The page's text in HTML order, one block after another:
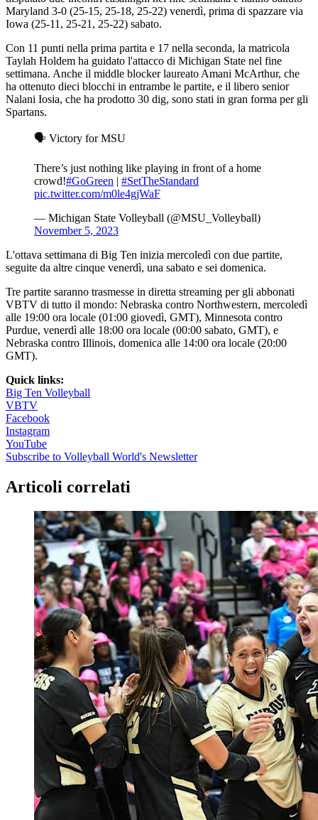
Maryland 3-0 (25-15, 25-18, 25-22) venerdì, prima di spazzare via
Iowa (25-11, 25-21, 25-22) sabato.
Con 11 punti nella prima partita e 17 nella seconda, la matricola
Taylah Holdem ha guidato l'attacco di Michigan State nel fine
settimana. Anche il middle blocker laureato Amani McArthur, che
ha ottenuto dieci blocchi in entrambe le partite, e il libero senior
Nalani Iosia, che ha prodotto 30 dig, sono stati in gran forma per gli
Spartans.
🗣️ Victory for MSU
There’s just nothing like playing in front of a home
crowd!#GoGreen | #SetTheStandard
pic.twitter.com/m0le4gjWaF
— Michigan State Volleyball (@MSU_Volleyball)
November 5, 2023
L'ottava settimana di Big Ten inizia mercoledì con due partite,
seguite da altre cinque venerdì, una sabato e sei domenica.
Tre partite saranno trasmesse in diretta streaming per gli abbonati
VBTV di tutto il mondo: Nebraska contro Northwestern, mercoledì
alle 19:00 ora locale (01:00 giovedì, GMT), Minnesota contro
Purdue, venerdì alle 18:00 ora locale (00:00 sabato, GMT), e
Nebraska contro Illinois, domenica alle 14:00 ora locale (20:00
GMT).
Quick links:
Big Ten Volleyball
VBTV
Facebook
Instagram
YouTube
Subscribe to Volleyball World's Newsletter
Articoli correlati